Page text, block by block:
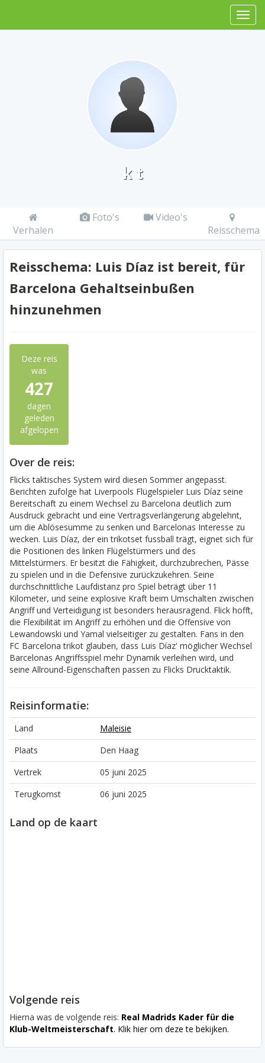
k t
Verhalen
Foto's
Video's
Reisschema
Reisschema: Luis Díaz ist bereit, für
Barcelona Gehaltseinbußen
hinzunehmen
Deze reis
was
427
dagen
geleden
afgelopen
Over de reis:
Flicks taktisches System wird diesen Sommer angepasst.
Berichten zufolge hat Liverpools Flügelspieler Luis Díaz seine
Bereitschaft zu einem Wechsel zu Barcelona deutlich zum
Ausdruck gebracht und eine Vertragsverlängerung abgelehnt,
um die Ablösesumme zu senken und Barcelonas Interesse zu
wecken. Luis Díaz, der ein trikotset fussball trägt, eignet sich für
die Positionen des linken Flügelstürmers und des
Mittelstürmers. Er besitzt die Fähigkeit, durchzubrechen, Pässe
zu spielen und in die Defensive zurückzukehren. Seine
durchschnittliche Laufdistanz pro Spiel beträgt über 11
Kilometer, und seine explosive Kraft beim Umschalten zwischen
Angriff und Verteidigung ist besonders herausragend. Flick hofft,
die Flexibilität im Angriff zu erhöhen und die Offensive von
Lewandowski und Yamal vielseitiger zu gestalten. Fans in den
FC Barcelona trikot glauben, dass Luis Díaz' möglicher Wechsel
Barcelonas Angriffsspiel mehr Dynamik verleihen wird, und
seine Allround-Eigenschaften passen zu Flicks Drucktaktik.
Reisinformatie:
Land
Maleisie
Plaats
Den Haag
Vertrek
05 juni 2025
Terugkomst
06 juni 2025
Land op de kaart
Volgende reis
Hierna was de volgende reis: Real Madrids Kader für die
Klub-Weltmeisterschaft. Klik hier om deze te bekijken.